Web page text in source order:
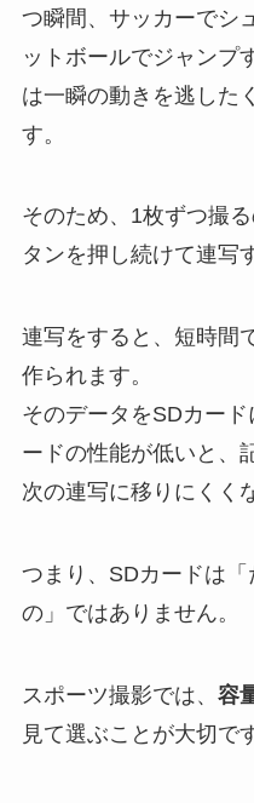
つ瞬間、サッカーでシ
ットボールでジャンプ
は一瞬の動きを逃した
す。
そのため、1枚ずつ撮
タンを押し続けて連写
連写をすると、短時間
作られます。
そのデータをSDカー
ードの性能が低いと、
次の連写に移りにくく
つまり、SDカードは
の」ではありません。
スポーツ撮影では、 容
見て選ぶことが大切で